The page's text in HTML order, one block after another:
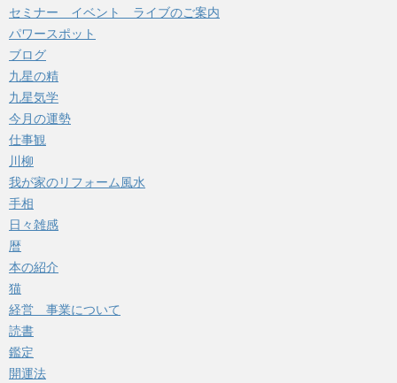
セミナー イベント ライブのご案内
パワースポット
ブログ
九星の精
九星気学
今月の運勢
仕事観
川柳
我が家のリフォーム風水
手相
日々雑感
暦
本の紹介
猫
経営 事業について
読書
鑑定
開運法